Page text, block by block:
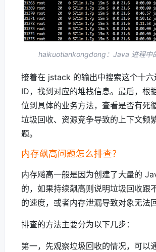
haikuotiankongdong：Java 进程中
接着在 jstack 的输出中搜索这个十六
ID，找到对应的堆栈信息。最后，根
位到具体的业务方法，查看是否有死
垃圾回收、资源竞争导致的上下文频
题。
内存飙高问题怎么排查？
内存飚高一般是因为创建了大量的
的，如果持续飙高则说明垃圾回收跟
的速度，或者内存泄漏导致对象无法回
排查的方法主要分为以下几步：
第一，先观察垃圾回收的情况，可以